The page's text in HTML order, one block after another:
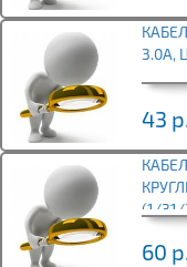
3.0А,
43
(1/31/
60